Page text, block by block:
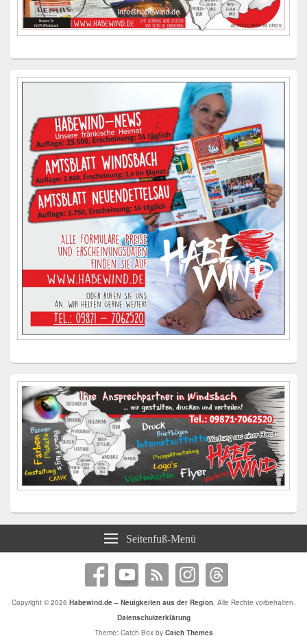
Seitenfuß-Menü
Copyright © 2026 Habewind.de – Neuigkeiten aus der Region. Alle Rechte vorbehalten.
Datenschutzerklärung
Theme: Catch Box by Catch Themes